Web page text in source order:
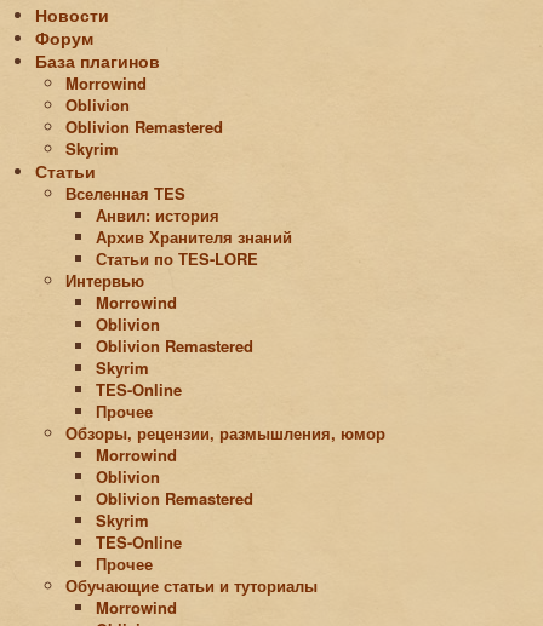
Новости
Форум
База плагинов
Morrowind
Oblivion
Oblivion Remastered
Skyrim
Статьи
Вселенная TES
Анвил: история
Архив Хранителя знаний
Статьи по ТЕS-LORE
Интервью
Morrowind
Oblivion
Oblivion Remastered
Skyrim
TES-Online
Прочее
Обзоры, рецензии, размышления, юмор
Morrowind
Oblivion
Oblivion Remastered
Skyrim
TES-Online
Прочее
Обучающие статьи и туториалы
Morrowind